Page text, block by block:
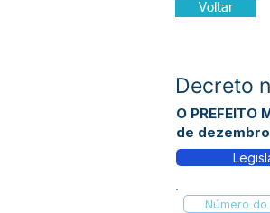
Voltar
Decreto
O
de dezembro
Número do